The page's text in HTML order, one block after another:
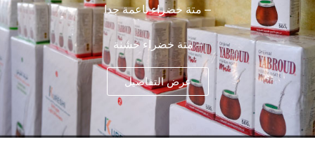
– متة خضراء ناعمة جدا
– متة خضراء خشنة
عرض التفاصيل